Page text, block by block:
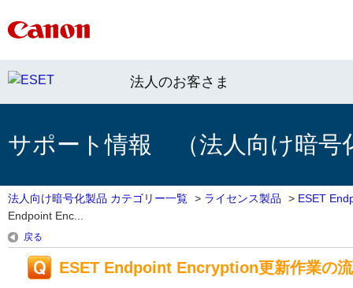
法人のお客さま
サポート情報 （法人向け暗号
法人向け暗号化製品 カテゴリー一覧 > ライセンス製品 > ESET
Endpoint Enc...
戻る
ESET Endpoint Encryption更新作業の